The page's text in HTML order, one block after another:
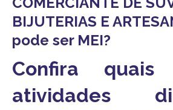
BIJUTERIAS E
pode ser MEI?
Confira
atividades